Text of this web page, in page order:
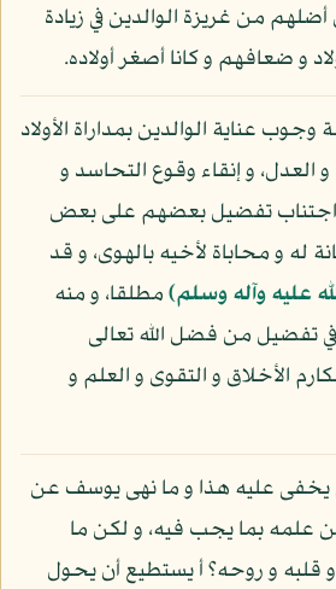
من غريزة الوالدين في زيادة
و ضعافهم و كانا أصغر أولاده.
عناية الوالدين بمداراة الأولاد
العدل، و إنقاء وقوع التحاسد و
اجتناب تفضيل بعضهم على بعض
له و محاباة لأخيه بالهوى، و قد
عليه وآله وسلم)مطلقا، و منه
تفضيل من فضل الله تعالى
الأخلاق و التقوى و العلم و
يخفى عليه هذا و ما نهى يوسف عن
علمه بما يجب فيه، و لكن ما
و قلبه و روحه؟ أ يستطيع أن يحول